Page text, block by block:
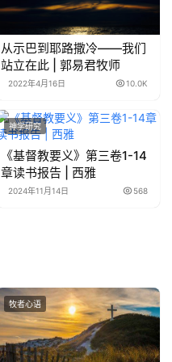
从示巴到耶路撒冷——我们
站立在此 | 郭易君牧师
2022年4月16日 10.0K
神学研究
《基督教要义》第三卷1-14
章读书报告 | 西雅
2024年11月14日 568
牧者心语